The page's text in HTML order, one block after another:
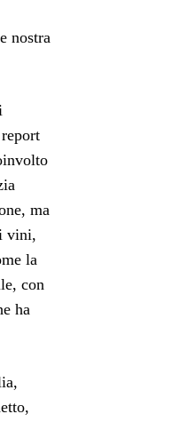
nostra
ma
vini,
la
con
ha